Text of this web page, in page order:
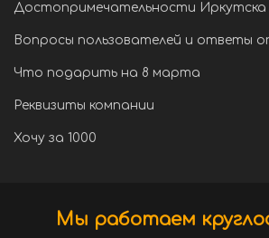
Достопримечательности Иркутска
Вопросы пользователей и ответы
Что подарить на 8 марта
Реквизиты компании
Хочу за 1000
Мы работаем